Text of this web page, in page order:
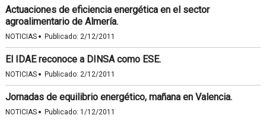
Actuaciones de eficiencia energética en el sector
agroalimentario de Almería.
NOTICIAS · Publicado: 2/12/2011
El IDAE reconoce a DINSA como ESE.
NOTICIAS · Publicado: 2/12/2011
Jornadas de equilibrio energético, mañana en Valencia.
NOTICIAS · Publicado: 1/12/2011